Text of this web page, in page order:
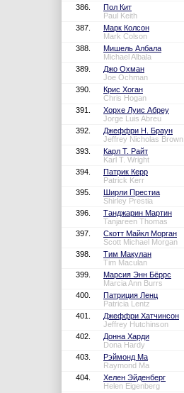
386.
Пол Кит
Paul Keith
387.
Марк Колсон
Mark Colson
388.
Мишель Албала
Michael Albala
389.
Джо Охман
Joe Ochman
390.
Крис Хоган
Chris Hogan
391.
Хорхе Луис Абреу
Jorge Luis Abreu
392.
Джеффри Н. Браун
Jeffrey Nicholas Brown
393.
Карл Т. Райт
Karl T. Wright
394.
Патрик Керр
Patrick Kerr
395.
Ширли Престиа
Shirley Prestia
396.
Танджарин Мартин
Tanjareen Thomas
397.
Скотт Майкл Морган
Scott Michael Morgan
398.
Тим Макулан
Tim Maculan
399.
Марсия Энн Бёррс
Marcia Ann Burrs
400.
Патриция Ленц
Patricia Lentz
401.
Джеффри Хатчинсон
Jeffrey Hutchinson
402.
Донна Харди
Dona Hardy
403.
Рэймонд Ма
Raymond Ma
404.
Хелен Эйденберг
Helen Eigenberg